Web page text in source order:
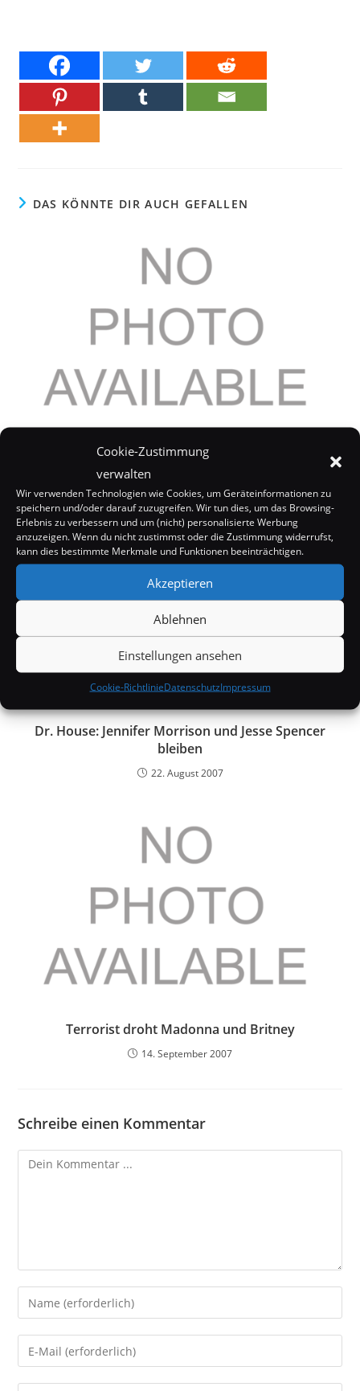
Cookie-Zustimmung
verwalten
Wir verwenden Technologien wie Cookies, um Geräteinformationen zu
speichern und/oder darauf zuzugreifen. Wir tun dies, um das Browsing-
Erlebnis zu verbessern und um (nicht) personalisierte Werbung
anzuzeigen. Wenn du nicht zustimmst oder die Zustimmung widerrufst,
kann dies bestimmte Merkmale und Funktionen beeinträchtigen.
Akzeptieren
Ablehnen
Einstellungen ansehen
Cookie-RichtlinieDatenschutzImpressum
DAS KÖNNTE DIR AUCH GEFALLEN
Young Frankenstein goes Broadway
Dr. House: Jennifer Morrison und Jesse Spencer
bleiben
22. August 2007
Terrorist droht Madonna und Britney
14. September 2007
Schreibe einen Kommentar
Kommentieren
Gib
deinen
Namen
oder
Benutzernamen
Gib
deine
E-